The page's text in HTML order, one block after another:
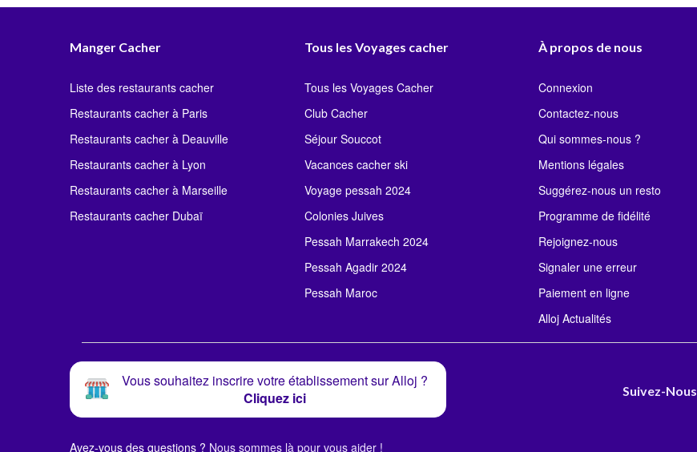
Manger Cacher
Liste des restaurants cacher
Restaurants cacher à Paris
Restaurants cacher à Deauville
Restaurants cacher à Lyon
Restaurants cacher à Marseille
Restaurants cacher Dubaï
Tous les Voyages cacher
Tous les Voyages Cacher
Club Cacher
Séjour Souccot
Vacances cacher ski
Voyage pessah 2024
Colonies Juives
Pessah Marrakech 2024
Pessah Agadir 2024
Pessah Maroc
À propos de nous
Connexion
Contactez-nous
Qui sommes-nous ?
Mentions légales
Suggérez-nous un resto
Programme de fidélité
Rejoignez-nous
Signaler une erreur
Paiement en ligne
Alloj Actualités
Vous souhaitez inscrire votre établissement sur Alloj ?
Cliquez ici
Suivez-Nous
Avez-vous des questions ? Nous sommes là pour vous aider !